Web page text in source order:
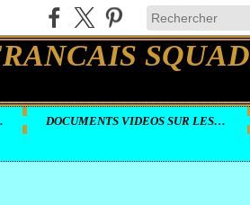
DOCUMENTS VIDEOS SUR LES GROUPES LOURDS